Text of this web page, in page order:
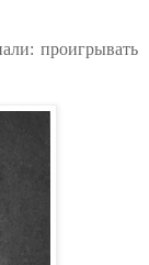
проигрывать